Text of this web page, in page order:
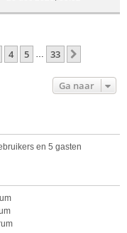
33
4 5 … 33
Ga naar
en 5 gasten